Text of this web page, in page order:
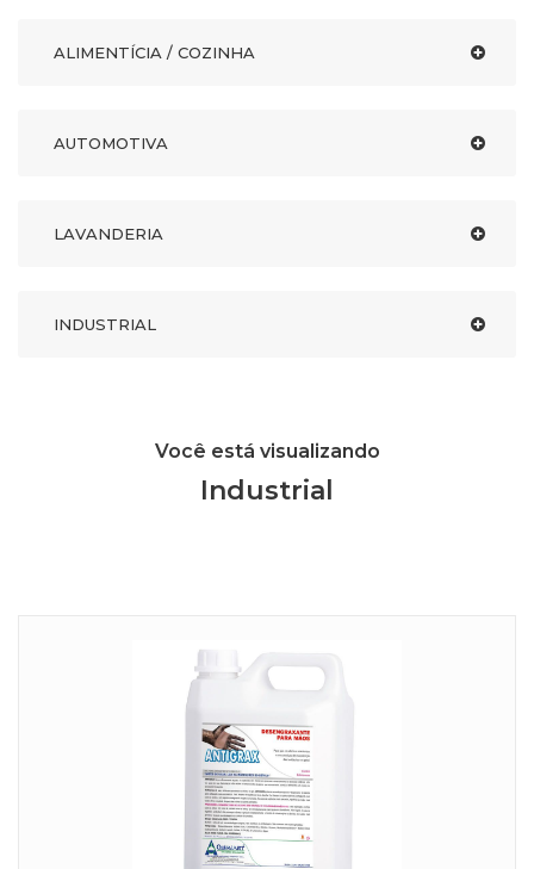
ALIMENTÍCIA / COZINHA
AUTOMOTIVA
LAVANDERIA
INDUSTRIAL
Você está visualizando
Industrial